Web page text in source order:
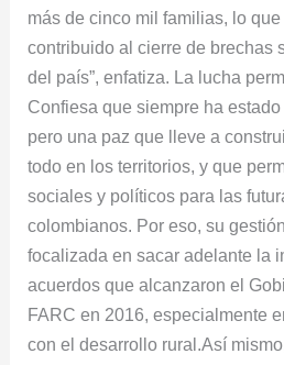
más de cinco mil familias, lo
contribuido al cierre de brechas
del país”, enfatiza. La lucha
Confiesa que siempre ha
pero una paz que lleve a
todo en los territorios, y que
sociales y políticos para las
colombianos. Por eso, su
focalizada en sacar adelante la
acuerdos que alcanzaron el
FARC en 2016, especialmente
con el desarrollo rural.Así